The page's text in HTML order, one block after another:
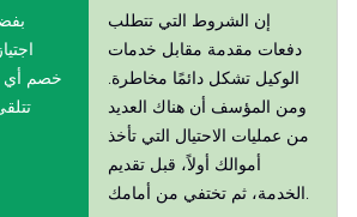
خصم أي
إن الشروط التي تتطلب
دفعات مقدمة مقابل خدمات
الوكيل تشكل دائمًا مخاطرة.
ومن المؤسف أن هناك العديد
من عمليات الاحتيال التي تأخذ
أموالك أولاً، قبل تقديم